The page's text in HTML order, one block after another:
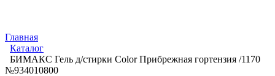
Главная
Каталог
БИМАКС Гель д/стирки Color Прибрежная гортензия /1170
№934010800